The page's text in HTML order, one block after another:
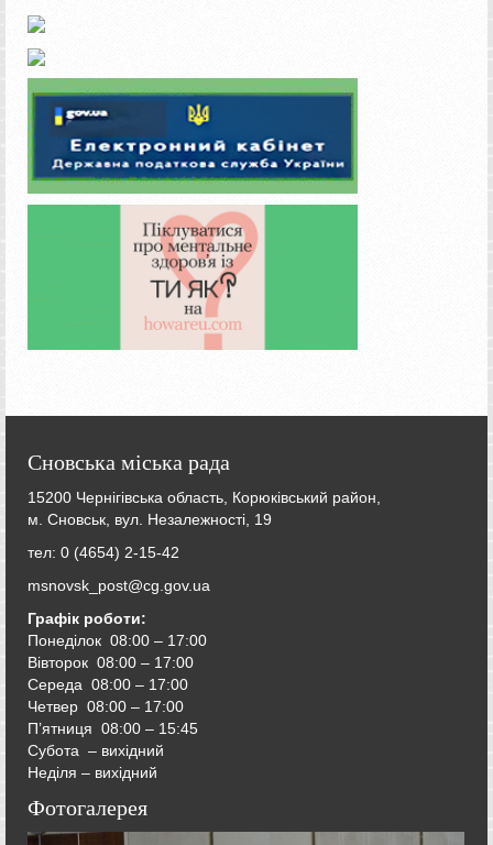
Сновська міська рада
15200 Чернігівська область, Корюківський район,
м. Сновськ, вул. Незалежності, 19
тел: 0 (4654) 2-15-42
msnovsk_post@cg.gov.ua
Графік роботи:
Понеділок 08:00 – 17:00
Вівторок 08:00 – 17:00
Середа 08:00 – 17:00
Четвер 08:00 – 17:00
П’ятниця 08:00 – 15:45
Субота – вихідний
Неділя – вихідний
Фотогалерея